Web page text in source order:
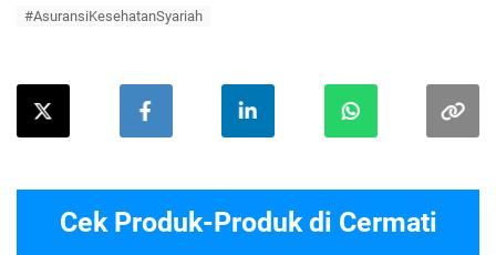
#AsuransiKesehatanSyariah
Cek Produk-Produk di Cermati